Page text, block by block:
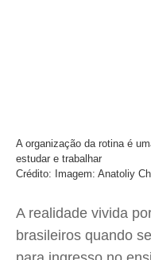
A organização da rotina é
estudar e trabalhar
Crédito: Imagem: Anatoliy
A realidade vivida
brasileiros quando